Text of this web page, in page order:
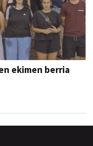
ekimen berria